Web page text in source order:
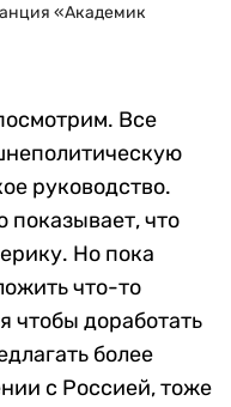
«Академик
Все
руководство.
показывает, что
Но пока
что-то
чтобы доработать
более
с Россией, тоже